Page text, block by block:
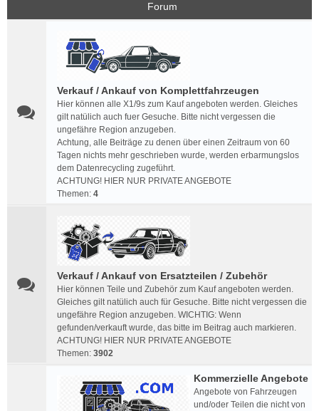
Forum
Verkauf / Ankauf von Komplettfahrzeugen
Hier können alle X1/9s zum Kauf angeboten werden. Gleiches
gilt natülich auch fuer Gesuche. Bitte nicht vergessen die
ungefähre Region anzugeben.
Achtung, alle Beiträge zu denen über einen Zeitraum von 60
Tagen nichts mehr geschrieben wurde, werden erbarmungslos
dem Datenrecycling zugeführt.
ACHTUNG! HIER NUR PRIVATE ANGEBOTE
Themen: 4
Verkauf / Ankauf von Ersatzteilen / Zubehör
Hier können Teile und Zubehör zum Kauf angeboten werden.
Gleiches gilt natülich auch für Gesuche. Bitte nicht vergessen die
ungefähre Region anzugeben. WICHTIG: Wenn
gefunden/verkauft wurde, das bitte im Beitrag auch markieren.
ACHTUNG! HIER NUR PRIVATE ANGEBOTE
Themen: 3902
Kommerzielle Angebote
Angebote von Fahrzeugen
und/oder Teilen die nicht von